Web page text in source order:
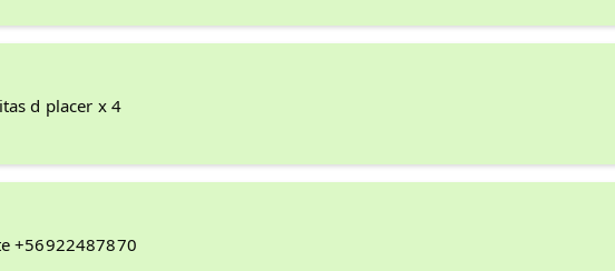
d placer x 4
+56922487870